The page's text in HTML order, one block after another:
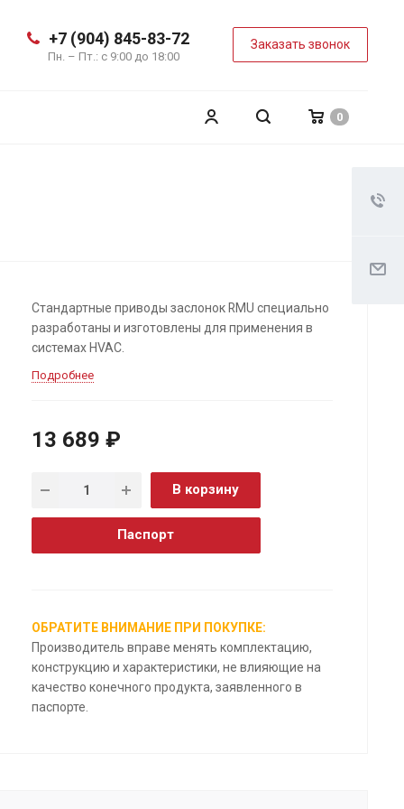
+7 (904) 845-83-72
Пн. – Пт.: с 9:00 до 18:00
Заказать звонок
0
Стандартные приводы заслонок RMU специально
разработаны и изготовлены для применения в
системах HVAC.
Подробнее
13 689 ₽
В корзину
Паспорт
ОБРАТИТЕ ВНИМАНИЕ ПРИ ПОКУПКЕ:
Производитель вправе менять комплектацию,
конструкцию и характеристики, не влияющие на
качество конечного продукта, заявленного в
паспорте.